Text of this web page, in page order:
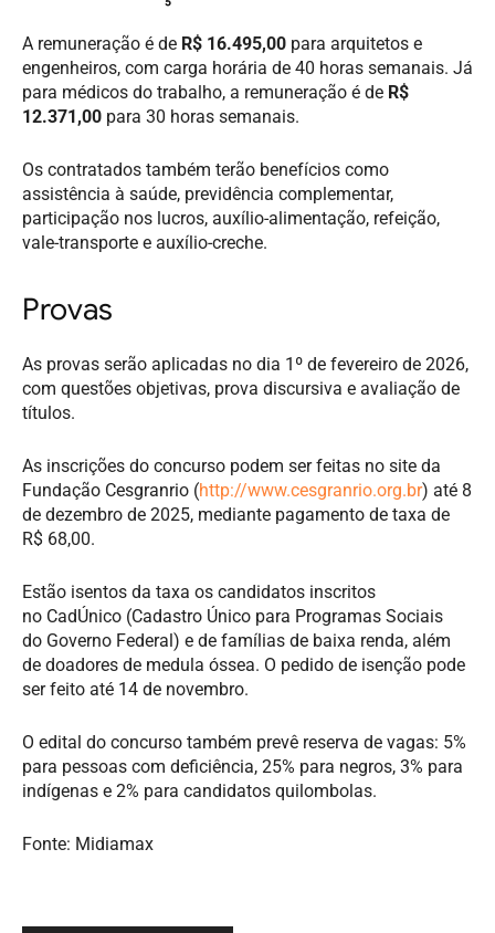
A remuneração é de R$ 16.495,00 para arquitetos e
engenheiros, com carga horária de 40 horas semanais. Já
para médicos do trabalho, a remuneração é de R$
12.371,00 para 30 horas semanais.
Os contratados também terão benefícios como
assistência à saúde, previdência complementar,
participação nos lucros, auxílio-alimentação, refeição,
vale-transporte e auxílio-creche.
Provas
As provas serão aplicadas no dia 1º de fevereiro de 2026,
com questões objetivas, prova discursiva e avaliação de
títulos.
As inscrições do concurso podem ser feitas no site da
Fundação Cesgranrio (http://www.cesgranrio.org.br) até 8
de dezembro de 2025, mediante pagamento de taxa de
R$ 68,00.
Estão isentos da taxa os candidatos inscritos
no CadÚnico (Cadastro Único para Programas Sociais
do Governo Federal) e de famílias de baixa renda, além
de doadores de medula óssea. O pedido de isenção pode
ser feito até 14 de novembro.
O edital do concurso também prevê reserva de vagas: 5%
para pessoas com deficiência, 25% para negros, 3% para
indígenas e 2% para candidatos quilombolas.
Fonte: Midiamax